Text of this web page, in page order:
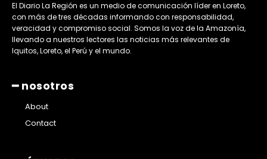
El Diario La Región es un medio de comunicación líder en Loreto,
con más de tres décadas informando con responsabilidad,
veracidad y compromiso social. Somos la voz de la Amazonía,
llevando a nuestros lectores las noticias más relevantes de
Iquitos, Loreto, el Perú y el mundo.
━ nosotros
About
Contact